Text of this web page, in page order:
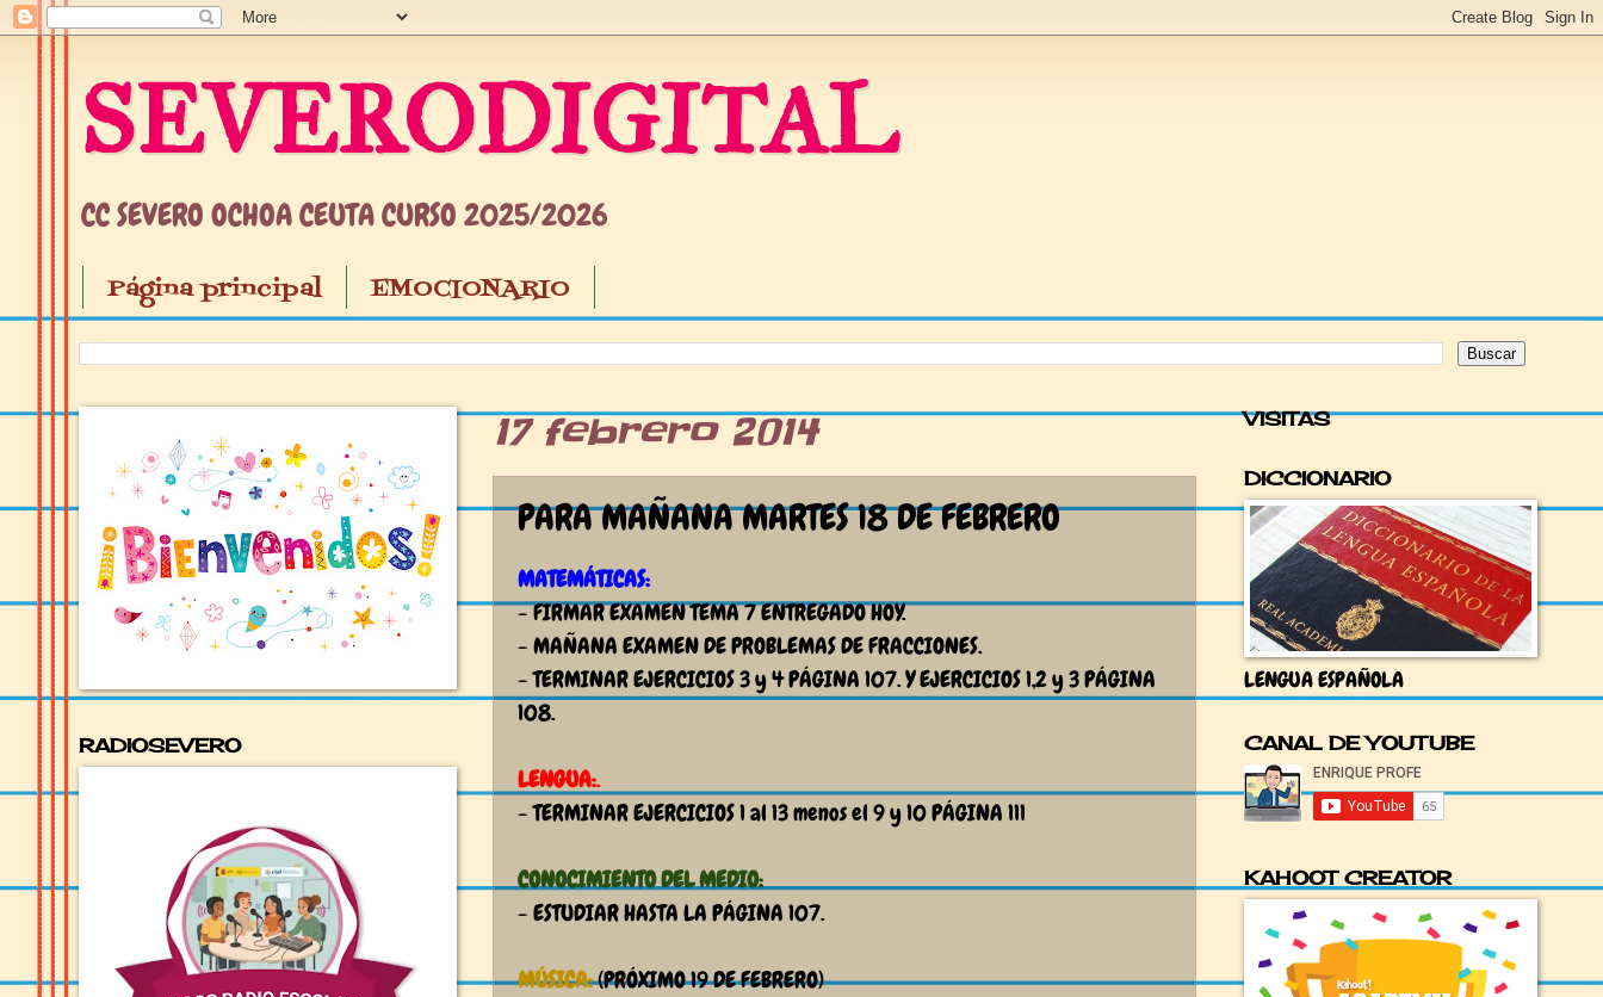
SEVERODIGITAL
CC SEVERO OCHOA CEUTA CURSO 2025/2026
Página principal EMOCIONARIO
17 febrero 2014
PARA MAÑANA MARTES 18 DE FEBRERO
MATEMÁTICAS:
- FIRMAR EXAMEN TEMA 7 ENTREGADO HOY.
- MAÑANA EXAMEN DE PROBLEMAS DE FRACCIONES.
- TERMINAR EJERCICIOS 3 y 4 PÁGINA 107. Y EJERCICIOS 1,2 y 3 PÁGINA
108.
LENGUA:.
- TERMINAR EJERCICIOS 1 al 13 menos el 9 y 10 PÁGINA 111
CONOCIMIENTO DEL MEDIO:
- ESTUDIAR HASTA LA PÁGINA 107.
MÚSICA:(PRÓXIMO 19 DE FEBRERO)
RADIOSEVERO
VISITAS
DICCIONARIO
LENGUA ESPAÑOLA
CANAL DE YOUTUBE
KAHOOT CREATOR